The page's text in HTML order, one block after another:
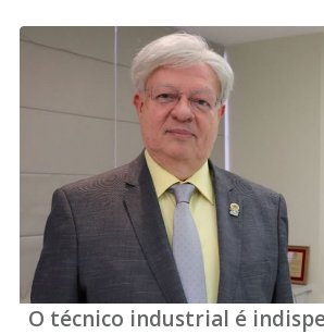
O técnico industrial é